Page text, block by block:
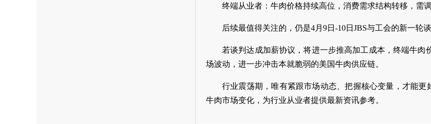
终端从业者：牛肉价格持续高位，消费需求结构转移，需
后续最值得关注的，仍是4月9日-10日JBS与工会的新一轮谈
若谈判达成加薪协议，将进一步推高加工成本，终端牛
场波动，进一步冲击本就脆弱的美国牛肉供应链。
行业震荡期，唯有紧跟市场动态、把握核心变量，才能
牛肉市场变化，为行业从业者提供最新资讯参考。